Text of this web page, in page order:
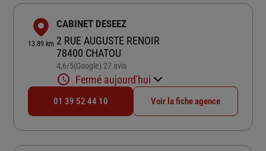
13.89 km
CABINET DESEEZ
2 RUE AUGUSTE RENOIR
78400 CHATOU
4,6/5Note de 4.6 sur 5
(Google) 27 avis
Fermé aujourd'hui
01 39 52 44 10 Voir la fiche agence